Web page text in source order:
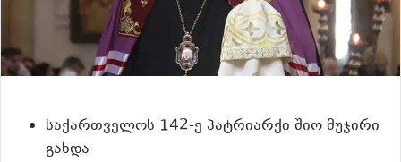
საქართველოს 142-ე პატრიარქი შიო მუჯირი
გახდა